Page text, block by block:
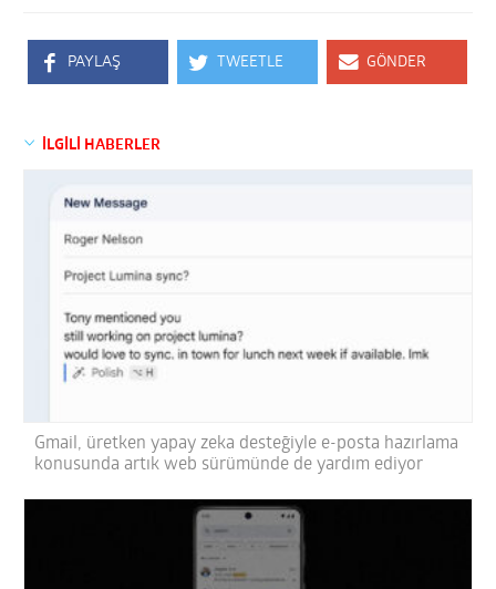
PAYLAŞ TWEETLE GÖNDER
İLGİLİ HABERLER
Gmail, üretken yapay zeka desteğiyle e-posta hazırlama
konusunda artık web sürümünde de yardım ediyor